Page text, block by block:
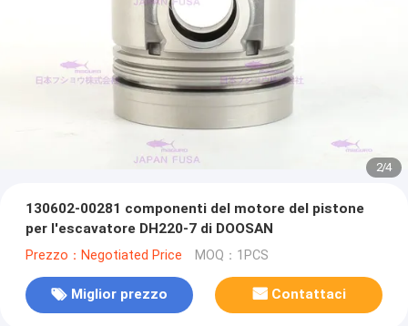
2/4
130602-00281 componenti del motore del pistone
per l'escavatore DH220-7 di DOOSAN
Prezzo：Negotiated Price MOQ：1PCS
Miglior prezzo Contattaci